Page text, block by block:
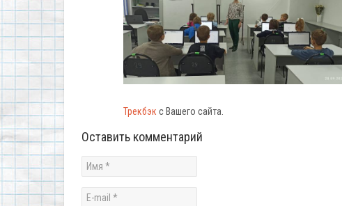
Трекбэк с Вашего сайта.
Оставить комментарий